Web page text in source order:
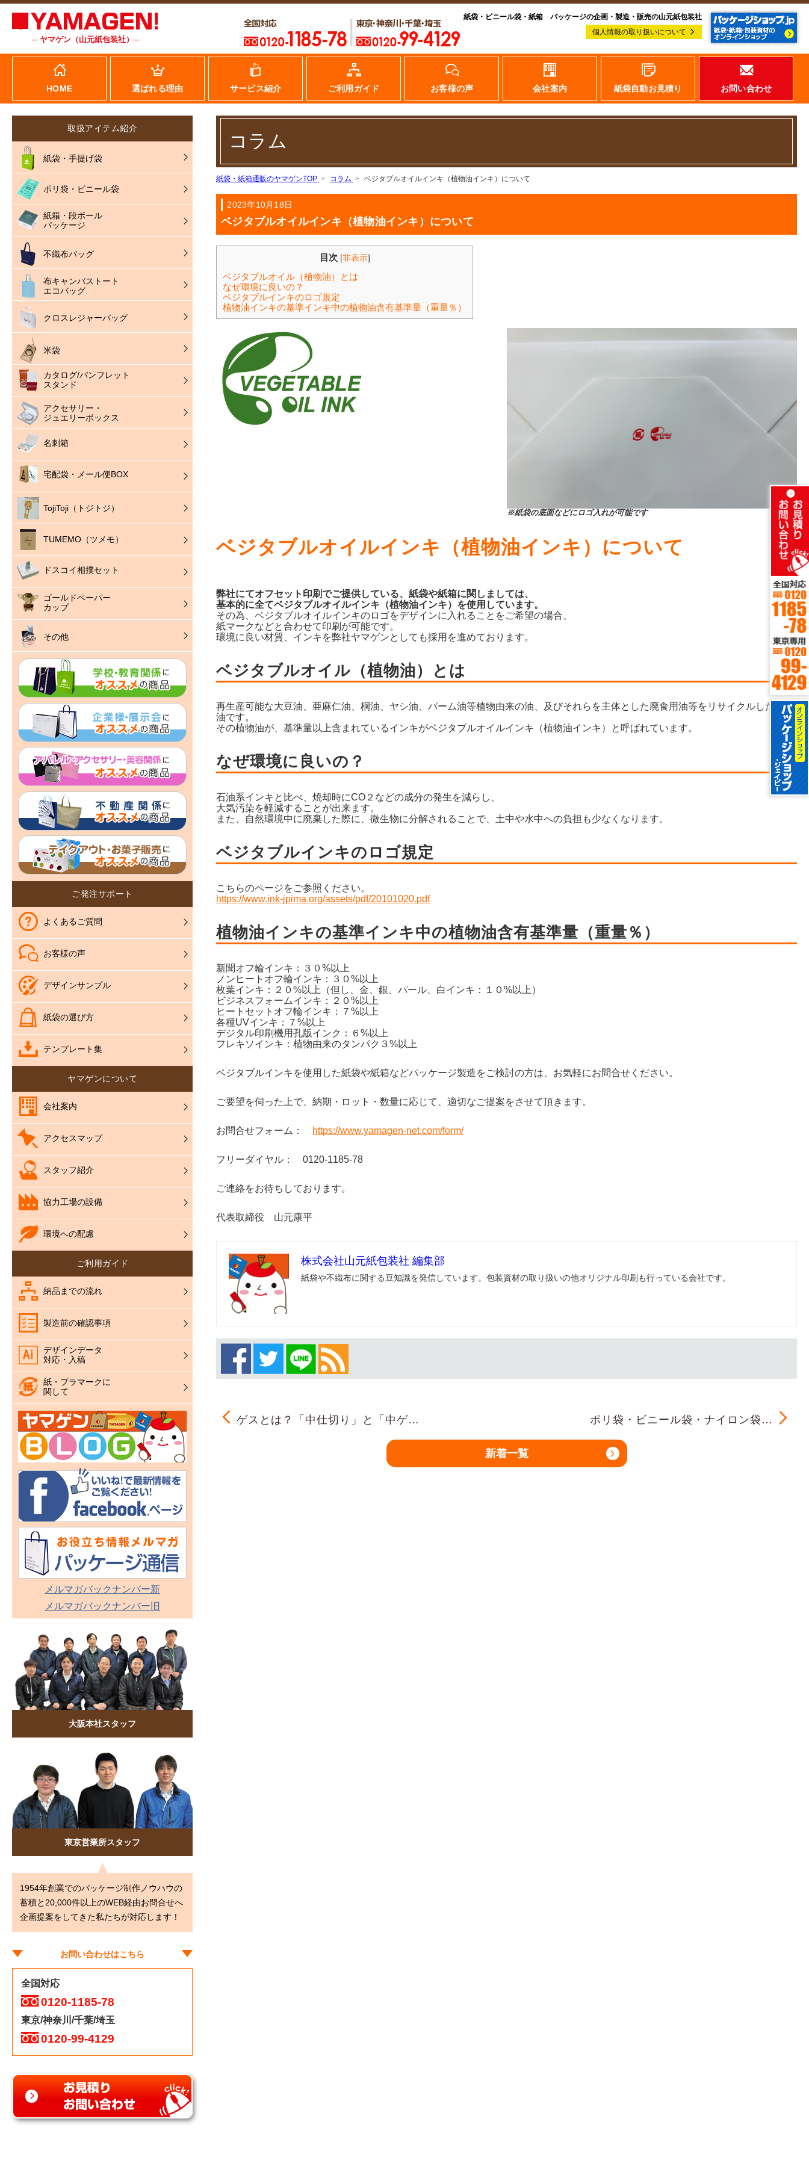
─ ヤマゲン（山元紙包装社）─
紙袋・ビニール袋・紙箱 パッケージの企画・製造・販売の山元紙包装社
個人情報の取り扱いについて
HOME 選ばれる理由 サービス紹介 ご利用ガイド お客様の声 会社案内 紙袋自動お見積り お問い合わせ
コラム
紙袋・紙箱通販のヤマゲンTOP コラム ベジタブルオイルインキ（植物油インキ）について
2023年10月18日
ベジタブルオイルインキ（植物油インキ）について
目次 [非表示]
ベジタブルオイル（植物油）とは
なぜ環境に良いの？
ベジタブルインキのロゴ規定
植物油インキの基準インキ中の植物油含有基準量（重量％）
※紙袋の底面などにロゴ入れが可能です
ベジタブルオイルインキ（植物油インキ）について
弊社にてオフセット印刷でご提供している、紙袋や紙箱に関しましては、
基本的に全てベジタブルオイルインキ（植物油インキ）を使用しています。
その為、ベジタブルオイルインキのロゴをデザインに入れることをご希望の場合、
紙マークなどと合わせて印刷が可能です。
環境に良い材質、インキを弊社ヤマゲンとしても採用を進めております。
ベジタブルオイル（植物油）とは
再生産可能な大豆油、亜麻仁油、桐油、ヤシ油、パーム油等植物由来の油、及びそれらを主体とした廃食用油等をリサイクルした再生
油です。
その植物油が、基準量以上含まれているインキがベジタブルオイルインキ（植物油インキ）と呼ばれています。
なぜ環境に良いの？
石油系インキと比べ、焼却時にCO２などの成分の発生を減らし、
大気汚染を軽減することが出来ます。
また、自然環境中に廃棄した際に、微生物に分解されることで、土中や水中への負担も少なくなります。
ベジタブルインキのロゴ規定
こちらのページをご参照ください。
https://www.ink-jpima.org/assets/pdf/20101020.pdf
植物油インキの基準インキ中の植物油含有基準量（重量％）
新聞オフ輪インキ：３０%以上
ノンヒートオフ輪インキ：３０%以上
枚葉インキ：２０%以上（但し、金、銀、パール、白インキ：１０%以上）
ビジネスフォームインキ：２０%以上
ヒートセットオフ輪インキ：７%以上
各種UVインキ：７%以上
デジタル印刷機用孔版インク：６%以上
フレキソインキ：植物由来のタンパク３%以上
ベジタブルインキを使用した紙袋や紙箱などパッケージ製造をご検討の方は、お気軽にお問合せください。
ご要望を伺った上で、納期・ロット・数量に応じて、適切なご提案をさせて頂きます。
お問合せフォーム： https://www.yamagen-net.com/form/
フリーダイヤル： 0120-1185-78
ご連絡をお待ちしております。
代表取締役 山元康平
株式会社山元紙包装社 編集部
紙袋や不織布に関する豆知識を発信しています。包装資材の取り扱いの他オリジナル印刷も行っている会社です。
ゲスとは？「中仕切り」と「中ゲ… ポリ袋・ビニール袋・ナイロン袋…
新着一覧
取扱アイテム紹介
紙袋・手提げ袋
ポリ袋・ビニール袋
紙箱・段ボール
パッケージ
不織布バッグ
布キャンバストート
エコバッグ
クロスレジャーバッグ
米袋
カタログ/パンフレット
スタンド
アクセサリー・
ジュエリーボックス
名刺箱
宅配袋・メール便BOX
TojiToji（トジトジ）
TUMEMO（ツメモ）
ドスコイ相撲セット
ゴールドペーパー
カップ
その他
ご発注サポート
よくあるご質問
お客様の声
デザインサンプル
紙袋の選び方
テンプレート集
ヤマゲンについて
会社案内
アクセスマップ
スタッフ紹介
協力工場の設備
環境への配慮
ご利用ガイド
納品までの流れ
製造前の確認事項
デザインデータ
対応・入稿
紙・プラマークに
関して
メルマガバックナンバー新
メルマガバックナンバー旧
大阪本社スタッフ
東京営業所スタッフ
1954年創業でのパッケージ制作ノウハウの
蓄積と20,000件以上のWEB経由お問合せへ
企画提案をしてきた私たちが対応します！
お問い合わせはこちら
全国対応
0120-1185-78
東京/神奈川/千葉/埼玉
0120-99-4129